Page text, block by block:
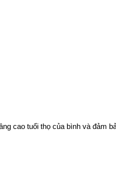
cao tuổi thọ của bình và đảm